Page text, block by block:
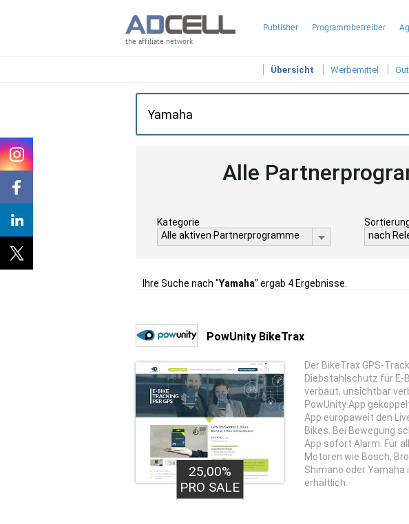
the affiliate network
Publisher Programmbetreiber
Übersicht Werbemittel
Alle
Kategorie
Alle aktiven Partnerprogramme
nach
Ihre Suche nach "Yamaha" ergab 4 Ergebnisse.
PowUnity BikeTrax
25,00%
PRO SALE
Der BikeTrax GPS-
Diebstahlschutz für E-
verbaut, unsichtbar
PowUnity App
App europaweit den
Bikes. Bei Bewegung
App sofort Alarm. Für
Motoren wie Bosch,
Shimano oder Yamaha
erhältlich.